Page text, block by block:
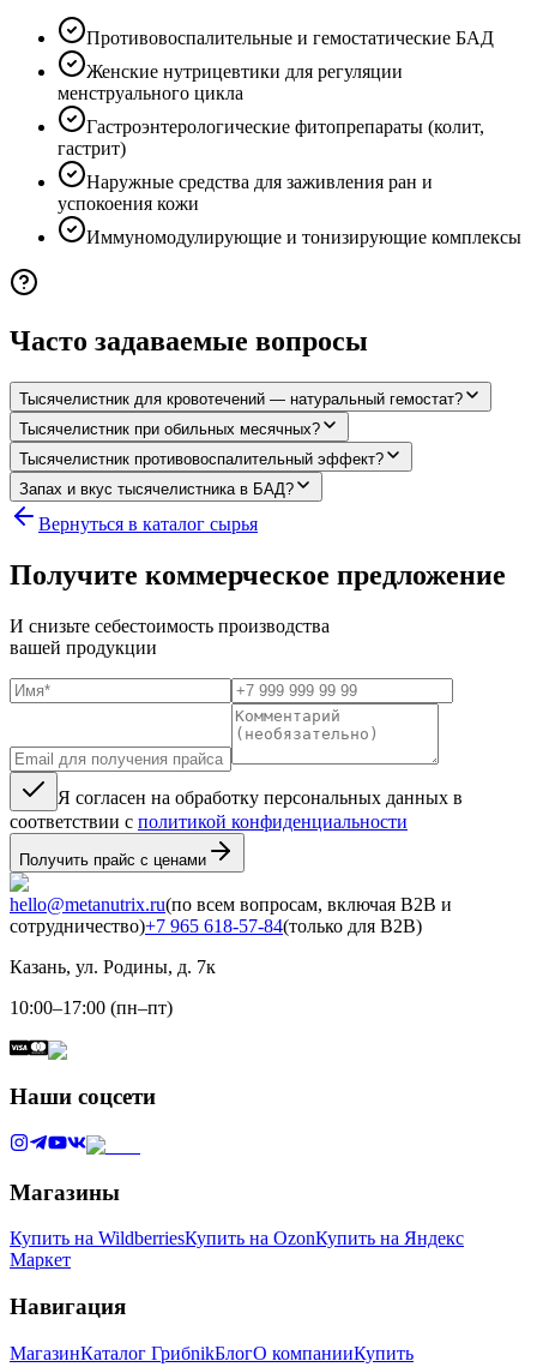
Противовоспалительные и гемостатические БАД
Женские нутрицевтики для регуляции
менструального цикла
Гастроэнтерологические фитопрепараты (колит,
гастрит)
Наружные средства для заживления ран и
успокоения кожи
Иммуномодулирующие и тонизирующие комплексы
Часто задаваемые вопросы
Тысячелистник для кровотечений — натуральный гемостат?
Тысячелистник при обильных месячных?
Тысячелистник противовоспалительный эффект?
Запах и вкус тысячелистника в БАД?
Вернуться в каталог сырья
Получите коммерческое предложение
И снизьте себестоимость производства
вашей продукции
Я согласен на обработку персональных данных в
соответствии с политикой конфиденциальности
Получить прайс с ценами
hello@metanutrix.ru(по всем вопросам, включая B2B и
сотрудничество)+7 965 618-57-84(только для B2B)
Казань, ул. Родины, д. 7к
10:00–17:00 (пн–пт)
Наши соцсети
Магазины
Купить на WildberriesКупить на OzonКупить на Яндекс
Маркет
Навигация
МагазинКаталог ГрибnikБлогО компанииКупить